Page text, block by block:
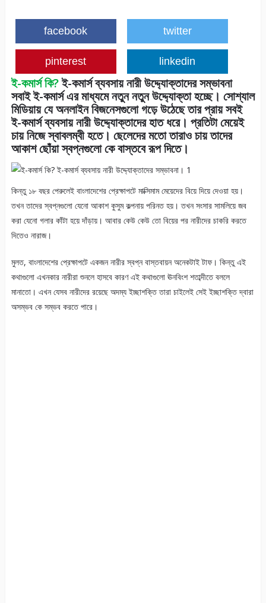
facebook twitter
pinterest linkedin
ই-কমার্স কি?ই-কমার্স ব্যবসায় নারী উদ্দ্যোক্তাদের সম্ভাবনা
সবাই ই-কমার্স এর মাধ্যমে নতুন নতুন উদ্দ্যোক্তা হচ্ছে। সোশ্যাল
মিডিয়ায় যে অনলাইন বিজনেসগুলো গড়ে উঠেছে তার প্রায় সবই
ই-কমার্স ব্যবসায় নারী উদ্দ্যোক্তাদের হাত ধরে। প্রতিটা মেয়েই
চায় নিজে স্বাবলম্বী হতে। ছেলেদের মতো তারাও চায় তাদের
আকাশ ছোঁয়া স্বপ্নগুলো কে বাস্তবে রূপ দিতে।
কিন্তু ১৮ বছর পেরুলেই বাংলাদেশের প্রেক্ষাপটে মাক্সিমাম মেয়েদের বিয়ে দিয়ে দেওয়া হয়।
তখন তাদের স্বপ্নগুলো যেনো আকাশ কুসুম কল্পনায় পরিনত হয়। তখন সংসার সামলিয়ে জব
করা যেনো গলার কাঁটা হয়ে দাঁড়ায়। আবার কেউ কেউ তো বিয়ের পর নারীদের চাকরি করতে
দিতেও নারাজ।
মুলত, বাংলাদেশের প্রেক্ষাপটে একজন নারীর স্বপ্ন বাস্তবায়ন অনেকটাই টাফ। কিন্তু এই
কথাগুলো এখনকার নারীরা শুনলে হাসবে কারণ এই কথাগুলো ঊনবিংশ শতাব্দীতে বললে
মানাতো। এখন যেসব নারীদের রয়েছে অদম্য ইচ্ছাশক্তি তারা চাইলেই সেই ইচ্ছাশক্তি দ্বারা
অসম্ভব কে সম্ভব করতে পারে।